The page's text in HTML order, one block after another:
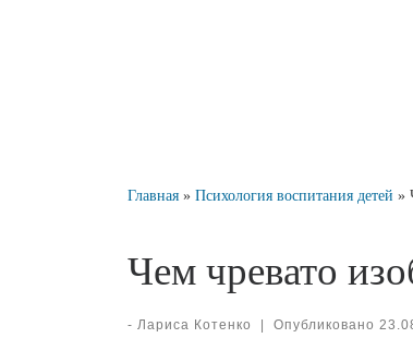
Главная » Психология воспитания детей »
Чем чревато
- Лариса Котенко | Опубликовано